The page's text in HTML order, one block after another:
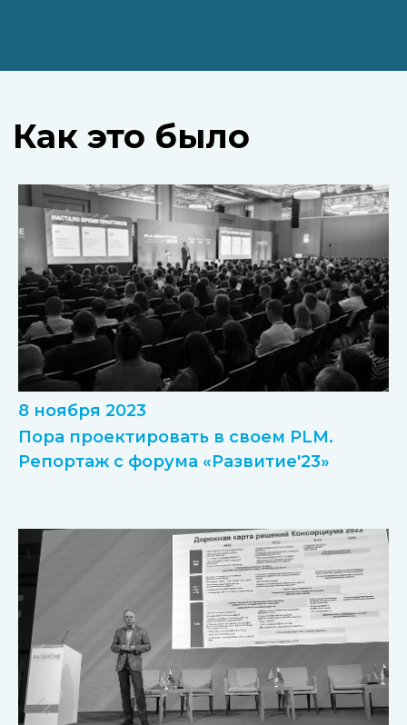
8 ноября 2023
Пора проектировать в своем PLM.
Репортаж с форума «Развитие'23»